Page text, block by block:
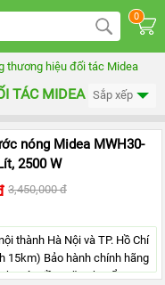
0
thương hiệu đối tác Midea
TÁC MIDEA Sắp xếp
nóng Midea MWH30-
2500 W
3,450,000 đ
thành Hà Nội và TP. Hồ Chí
15km) Bảo hành chính hãng
toán tiền mặt, chuyển